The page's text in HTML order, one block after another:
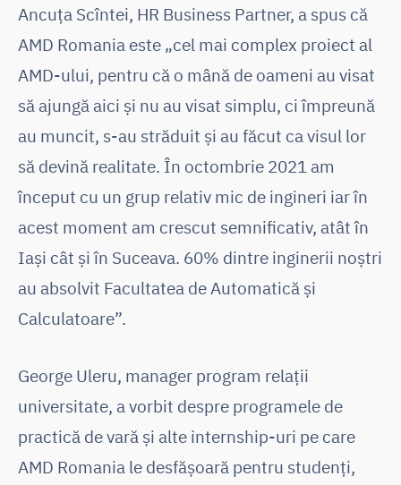
Ancuța Scîntei, HR Business Partner, a spus că
AMD Romania este „cel mai complex proiect al
AMD-ului, pentru că o mână de oameni au visat
să ajungă aici și nu au visat simplu, ci împreună
au muncit, s-au străduit și au făcut ca visul lor
să devină realitate. În octombrie 2021 am
început cu un grup relativ mic de ingineri iar în
acest moment am crescut semnificativ, atât în
Iași cât și în Suceava. 60% dintre inginerii noștri
au absolvit Facultatea de Automatică și
Calculatoare”.
George Uleru, manager program relații
universitate, a vorbit despre programele de
practică de vară și alte internship-uri pe care
AMD Romania le desfășoară pentru studenți,